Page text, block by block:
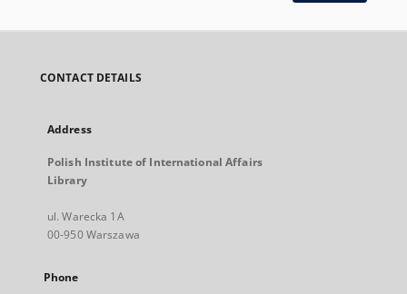
CONTACT DETAILS
Address
Polish Institute of International Affairs
Library
ul. Warecka 1A
00-950 Warszawa
Phone